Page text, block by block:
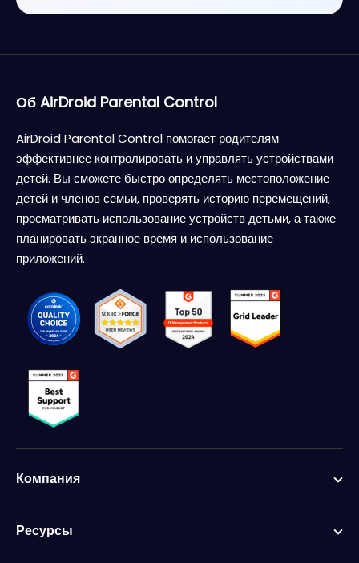
Об AirDroid Parental Control
AirDroid Parental Control помогает родителям
эффективнее контролировать и управлять устройствами
детей. Вы сможете быстро определять местоположение
детей и членов семьи, проверять историю перемещений,
просматривать использование устройств детьми, а также
планировать экранное время и использование
приложений.
Компания
Ресурсы